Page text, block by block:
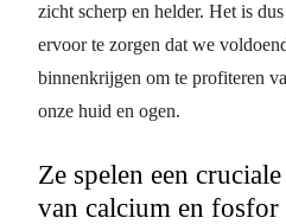
zicht scherp en helder. Het is
ervoor te zorgen dat we
binnenkrijgen om te profiteren
onze huid en ogen.
Ze spelen een
van calcium en fosfor